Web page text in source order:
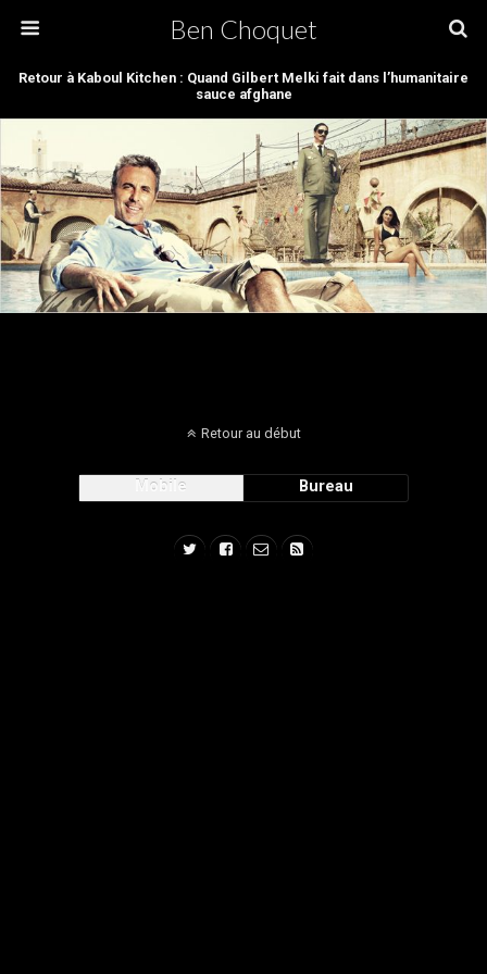
Ben Choquet
Retour à Kaboul Kitchen : Quand Gilbert Melki fait dans l’humanitaire
sauce afghane
Retour au début
Mobile Bureau